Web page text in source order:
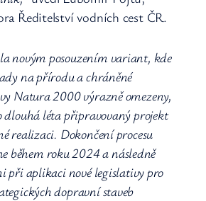
Ředitelství vodních cest ČR.
novým posouzením variant, kde
na přírodu a chráněné
Natura 2000 výrazně omezeny,
dlouhá léta připravovaný projekt
realizaci. Dokončení procesu
během roku 2024 a následně
při aplikaci nové legislativy pro
dopravní staveb